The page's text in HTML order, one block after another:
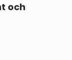
och